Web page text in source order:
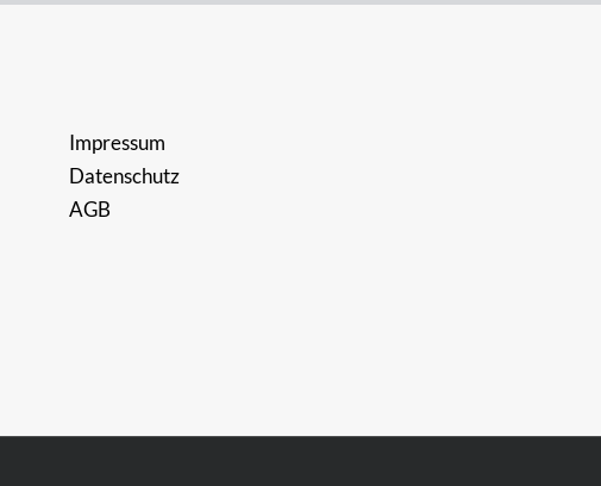
Impressum
Datenschutz
AGB